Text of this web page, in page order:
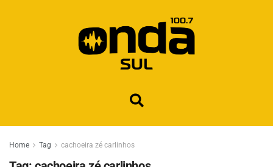
Home Tag cachoeira zé carlinhos